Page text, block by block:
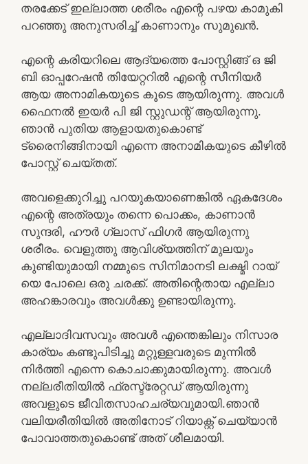
തരക്കേട് ഇല്ലാത്ത ശരീരം എന്റെ പഴയ കാമുകി
പറഞ്ഞു അനുസരിച്ച് കാണാനും സുമുഖൻ.
എന്റെ കരിയറിലെ ആദ്യത്തെ പോസ്റ്റിങ്ങ്‌ ഒ ജി
ബി ഓപ്പറേഷൻ തിയേറ്ററിൽ എന്റെ സീനിയർ
ആയ അനാമികയുടെ കൂടെ ആയിരുന്നു. അവൾ
ഫൈനൽ ഇയർ പി ജി സ്റ്റുഡന്റ് ആയിരുന്നു.
ഞാൻ പുതിയ ആളായതുകൊണ്ട്
ട്രൈനിങ്ങിനായി എന്നെ അനാമികയുടെ കീഴിൽ
പോസ്റ്റ്‌ ചെയ്തത്.
അവളെക്കുറിച്ചു പറയുകയാണെങ്കിൽ ഏകദേശം
എന്റെ അത്രയും തന്നെ പൊക്കം, കാണാൻ
സുന്ദരി, ഹൗർ ഗ്ലാസ്‌ ഫിഗർ ആയിരുന്നു
ശരീരം. വെളുത്തു ആവിശ്യത്തിന് മുലയും
കുണ്ടിയുമായി നമ്മുടെ സിനിമാനടി ലക്ഷ്മി റായ്
യെ പോലെ ഒരു ചരക്ക്. അതിന്റെതായ എല്ലാ
അഹങ്കാരവും അവൾക്കു ഉണ്ടായിരുന്നു.
എല്ലാദിവസവും അവൾ എന്തെങ്കിലും നിസാര
കാര്യം കണ്ടുപിടിച്ചു മറ്റുള്ളവരുടെ മുന്നിൽ
നിർത്തി എന്നെ കൊചാക്കുമായിരുന്നു. അവൾ
നല്ലരീതിയിൽ ഫ്രസ്ട്രേറ്റഡ് ആയിരുന്നു
അവളുടെ ജീവിതസാഹചര്യവുമായി.ഞാൻ
വലിയരീതിയിൽ അതിനോട് റിയാക്റ്റ് ചെയ്യാൻ
പോവാത്തതുകൊണ്ട് അത്‌ ശീലമായി.